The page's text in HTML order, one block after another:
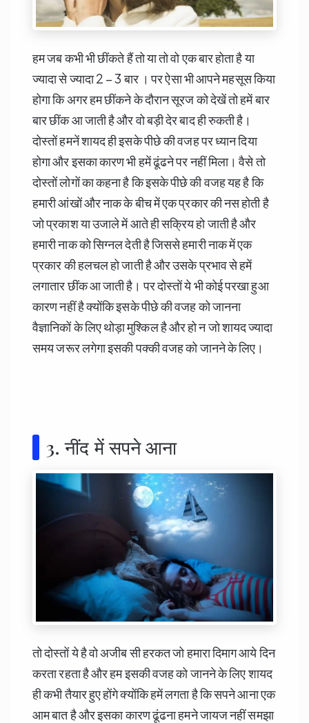
हम जब कभी भी छींकते हैं तो या तो वो एक बार होता है या
ज्यादा से ज्यादा 2 – 3 बार । पर ऐसा भी आपने महसूस किया
होगा कि अगर हम छींकने के दौरान सूरज को देखें तो हमें बार
बार छींक आ जाती है और वो बड़ी देर बाद ही रुकती है।
दोस्तों हमनें शायद ही इसके पीछे की वजह पर ध्यान दिया
होगा और इसका कारण भी हमें ढूंढने पर नहीं मिला। वैसे तो
दोस्तों लोगों का कहना है कि इसके पीछे की वजह यह है कि
हमारी आंखों और नाक के बीच में एक प्रकार की नस होती है
जो प्रकाश या उजाले में आते ही सक्रिय हो जाती है और
हमारी नाक को सिग्नल देती है जिससे हमारी नाक में एक
प्रकार की हलचल हो जाती है और उसके प्रभाव से हमें
लगातार छींक आ जाती है। पर दोस्तों ये भी कोई परखा हुआ
कारण नहीं है क्योंकि इसके पीछे की वजह को जानना
वैज्ञानिकों के लिए थोड़ा मुश्किल है और हो न जो शायद ज्यादा
समय जरूर लगेगा इसकी पक्की वजह को जानने के लिए।
3. नींद में सपने आना
तो दोस्तों ये है वो अजीब सी हरकत जो हमारा दिमाग आये दिन
करता रहता है और हम इसकी वजह को जानने के लिए शायद
ही कभी तैयार हुए होंगे क्योंकि हमें लगता है कि सपने आना एक
आम बात है और इसका कारण ढूंढना हमने जायज नहीं समझा